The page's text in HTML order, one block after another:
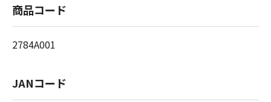
商品コード
2784A001
JANコード